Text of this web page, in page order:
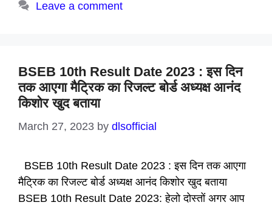
Leave a comment
BSEB 10th Result Date 2023 : इस दिन
तक आएगा मैट्रिक का रिजल्ट बोर्ड अध्यक्ष आनंद
किशोर खुद बताया
March 27, 2023 by dlsofficial
BSEB 10th Result Date 2023 : इस दिन तक आएगा
मैट्रिक का रिजल्ट बोर्ड अध्यक्ष आनंद किशोर खुद बताया
BSEB 10th Result Date 2023: हेलो दोस्तों अगर आप